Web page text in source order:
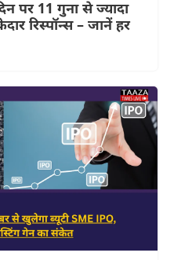
पर 11 गुना से ज्यादा
रिस्पॉन्स – जानें हर